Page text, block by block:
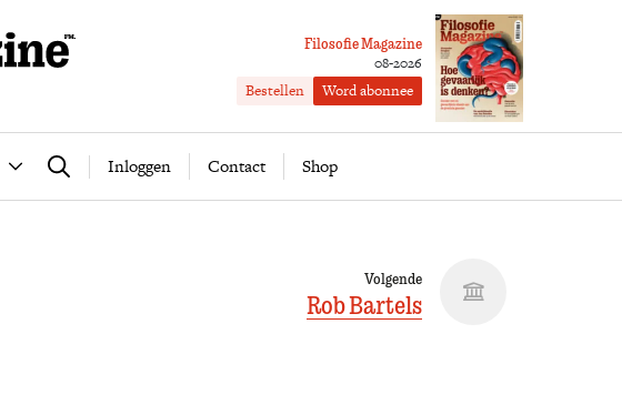
Filosofie Magazine
08-2026
Bestellen Word abonnee
Zoeken Inloggen Contact Shop
Alles over filosofie Word abonnee
Volgende
Rob Bartels